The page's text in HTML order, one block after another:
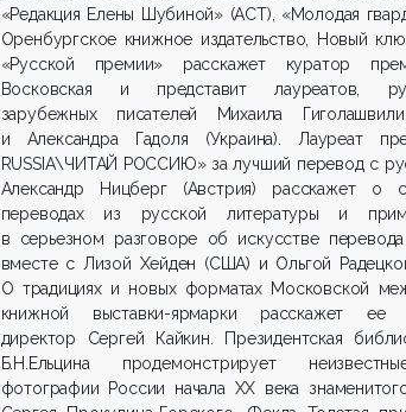
«Редакция Елены Шубиной» (АСТ), «Молодая
Оренбургское книжное издательство, Новый
«Русской премии» расскажет куратор
Восковская и представит лауреатов,
зарубежных писателей Михаила
и Александра Гадоля (Украина). Лауреат
RUSSIA\ЧИТАЙ РОССИЮ» за лучший перевод с
Александр Ницберг (Австрия) расскажет о
переводах из русской литературы и
в серьезном разговоре об искусстве
вместе с Лизой Хейден (США) и Ольгой
О традициях и новых форматах Московской
книжной выставки-ярмарки расскажет ее
директор Сергей Кайкин. Президентская
Б.Н.Ельцина продемонстрирует
фотографии России начала ХХ века